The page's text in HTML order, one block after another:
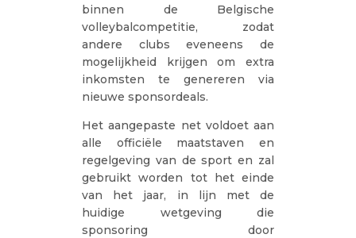
binnen de Belgische
volleybalcompetitie, zodat
andere clubs eveneens de
mogelijkheid krijgen om extra
inkomsten te genereren via
nieuwe sponsordeals.
Het aangepaste net voldoet aan
alle officiële maatstaven en
regelgeving van de sport en zal
gebruikt worden tot het einde
van het jaar, in lijn met de
huidige wetgeving die
sponsoring door